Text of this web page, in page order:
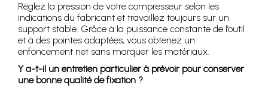
Réglez la pression de votre compresseur selon les
indications du fabricant et travaillez toujours sur un
support stable. Grâce à la puissance constante de l’outil
et à des pointes adaptées, vous obtenez un
enfoncement net sans marquer les matériaux.
Y a-t-il un entretien particulier à prévoir pour conserver
une bonne qualité de fixation ?